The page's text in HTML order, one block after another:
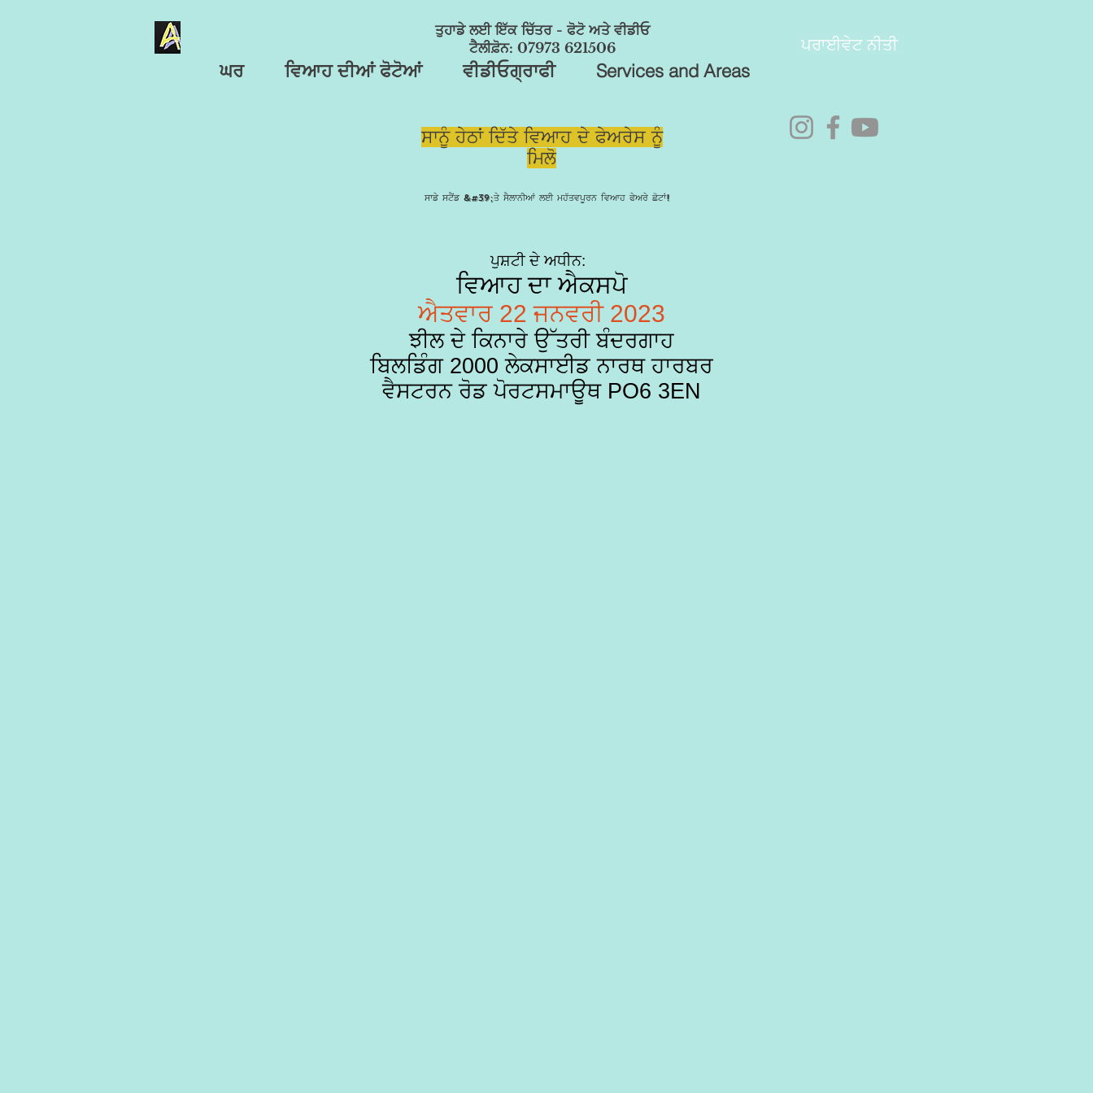
ਤੁਹਾਡੇ ਲਈ ਇੱਕ ਚਿੱਤਰ - ਫੋਟੋ ਅਤੇ ਵੀਡੀਓ
ਟੈਲੀਫ਼ੋਨ: 07973 621506
ਪਰਾਈਵੇਟ ਨੀਤੀ
ਘਰ ਵਿਆਹ ਦੀਆਂ ਫੋਟੋਆਂ ਵੀਡੀਓਗ੍ਰਾਫੀ Services and Areas
ਸਾਨੂੰ ਹੇਠਾਂ ਦਿੱਤੇ ਵਿਆਹ ਦੇ ਫੇਅਰੇਸ ਨੂੰ
ਮਿਲੋ
ਸਾਡੇ ਸਟੈਂਡ &#39;ਤੇ ਸੈਲਾਨੀਆਂ ਲਈ ਮਹੱਤਵਪੂਰਨ ਵਿਆਹ ਫੇਅਰੇ ਛੋਟਾਂ!
ਪੁਸ਼ਟੀ ਦੇ ਅਧੀਨ:
ਵਿਆਹ ਦਾ ਐਕਸਪੋ
ਐਤਵਾਰ 22 ਜਨਵਰੀ 2023
ਝੀਲ ਦੇ ਕਿਨਾਰੇ ਉੱਤਰੀ ਬੰਦਰਗਾਹ
ਬਿਲਡਿੰਗ 2000 ਲੇਕਸਾਈਡ ਨਾਰਥ ਹਾਰਬਰ
ਵੈਸਟਰਨ ਰੋਡ ਪੋਰਟਸਮਾਊਥ PO6 3EN